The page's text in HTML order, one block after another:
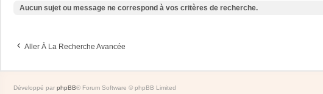
Aucun sujet ou message ne correspond à vos critères de recherche.
Aller À La Recherche Avancée
Développé par phpBB® Forum Software © phpBB Limited